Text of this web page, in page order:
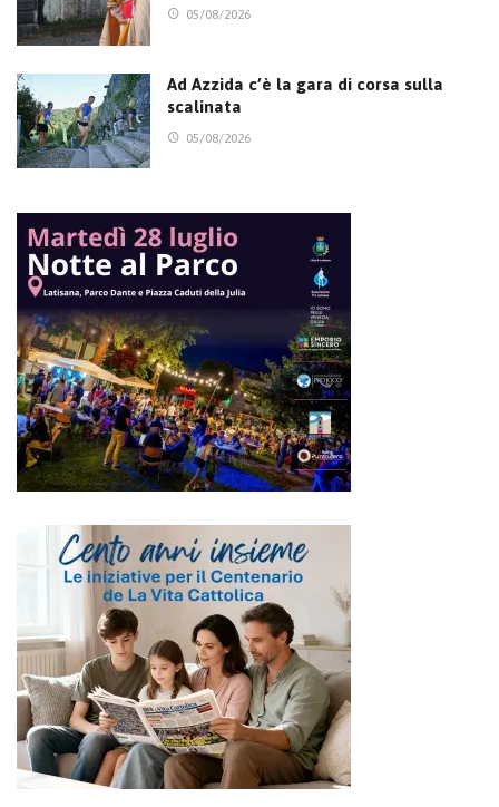
05/08/2026
Ad Azzida c’è la gara di corsa sulla
scalinata
05/08/2026